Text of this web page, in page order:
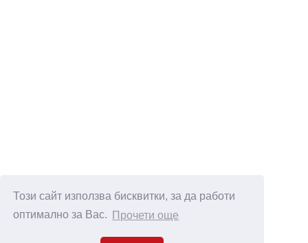
Този сайт използва бисквитки, за да работи
оптимално за Вас.
Прочети още